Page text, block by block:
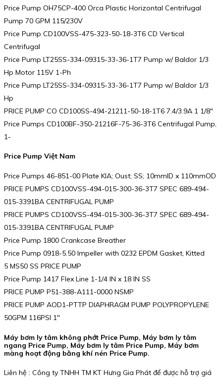
Price Pump OH75CP-400 Orca Plastic Horizontal Centrifugal
Pump 70 GPM 115/230V
Price Pump CD100VSS-475-323-50-18-3T6 CD Vertical
Centrifugal
Price Pump LT25SS-334-09315-33-36-1T7 Pump w/ Baldor 1/3
Hp Motor 115V 1-Ph
Price Pump LT25SS-334-09315-33-36-1T7 Pump w/ Baldor 1/3
Hp
PRICE PUMP CO CD100SS-494-21211-50-18-1T6 7.4/3.9A 1 1/8″
Price Pumps CD100BF-350-21216F-75-36-3T6 Centrifugal Pump,
1-
Price Pump Việt Nam
Price Pumps 46-851-00 Plate KIA; Oust; SS; 10mmID x 110mmOD
PRICE PUMPS CD100VSS-494-015-300-36-3T7 SPEC 689-494-
015-3391BA CENTRIFUGAL PUMP
PRICE PUMPS CD100VSS-494-015-300-36-3T7 SPEC 689-494-
015-3391BA CENTRIFUGAL PUMP
Price Pump 1800 Crankcase Breather
Price Pump 0918-5.50 Impeller with 0232 EPDM Gasket, Kitted
5 MS50 SS PRICE PUMP
Price Pump 1417 Flex Line 1-1/4 IN x 18 IN SS
PRICE PUMP P51-388-A111-0000 NSMP
PRICE PUMP AOD1-PTTP DIAPHRAGM PUMP POLYPROPYLENE
50GPM 116PSI 1″
Máy bơm ly tâm không phớt Price Pump, Máy bơm ly tâm
ngang Price Pump, Máy bơm ly tâm Price Pump, Máy bơm
màng hoạt động bằng khí nén Price Pump.
Liên hệ : Công ty TNHH TM KT Hưng Gia Phát để được hỗ trợ giá